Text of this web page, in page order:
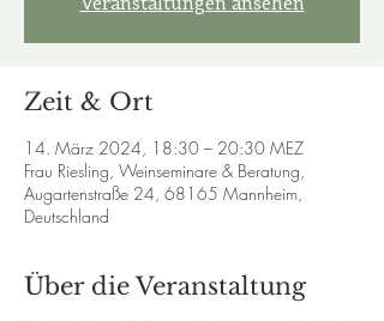
Zeit & Ort
14. März 2024, 18:30 – 20:30 MEZ
Frau Riesling, Weinseminare & Beratung,
Augartenstraße 24, 68165 Mannheim,
Deutschland
Über die Veranstaltung